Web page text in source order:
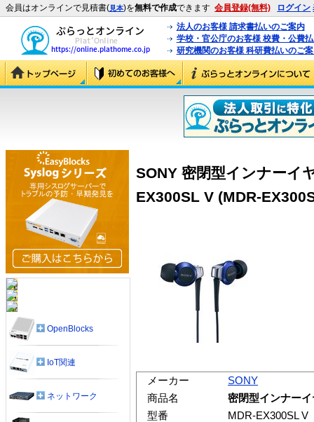
会員はオンラインで見積書(見本)を無料で作成できます 会員登録(無料) ログイン
法人のお客様 請求書払いのご案内
学校・官公庁のお客様 校費・公費
研究機関のお客様 科研費払いのご
SONY 密閉型インナーイ
EX300SL V (MDR-
メーカー
SONY
商品名
密閉型インナー
型番
MDR-EX300SL V
OpenBlocks
IoT関連
ネットワーク